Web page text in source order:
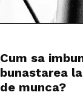
Cum sa
bunastarea
de munca?